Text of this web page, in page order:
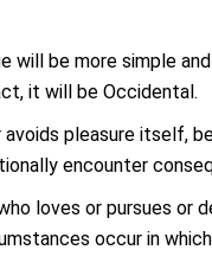
will be more simple
it will be Occidental.
avoids pleasure itself,
encounter
loves or pursues
occur in